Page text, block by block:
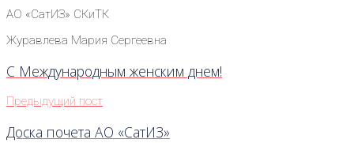
АО «СатИЗ» СКиТК
Журавлева Мария Сергеевна
С Международным женским днем!
Предыдущий пост
Доска почета АО «СатИЗ»